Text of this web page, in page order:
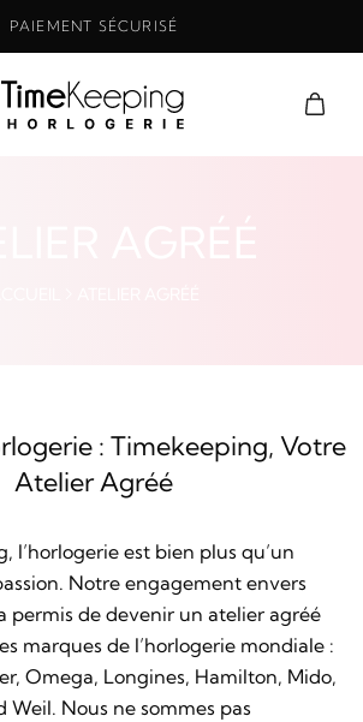
PAIEMENT SÉCURISÉ
: Timekeeping, Votre
Atelier Agréé
l’horlogerie est bien plus qu’un
Notre engagement envers
permis de devenir un atelier agréé
marques de l’horlogerie mondiale :
Omega, Longines, Hamilton, Mido,
Weil. Nous ne sommes pas